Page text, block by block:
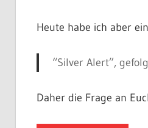
Heute habe ich aber
“Silver Alert”,
Daher die Frage an